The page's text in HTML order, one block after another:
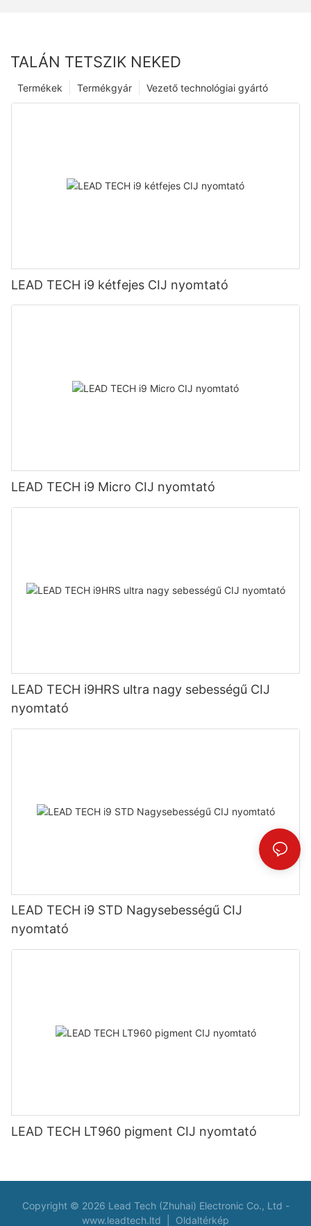
TALÁN TETSZIK NEKED
Vezető technológiai gyártó
Termékgyár
Termékek
LEAD TECH i9 kétfejes CIJ nyomtató
LEAD TECH i9 Micro CIJ nyomtató
LEAD TECH i9HRS ultra nagy sebességű CIJ
nyomtató
LEAD TECH i9 STD Nagysebességű CIJ
nyomtató
LEAD TECH LT960 pigment CIJ nyomtató
Copyright © 2026 Lead Tech (Zhuhai) Electronic Co., Ltd -
www.leadtech.ltd
Oldaltérkép